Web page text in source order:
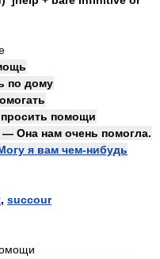
по дому
помощи
Она нам очень помогла.
я вам чем-нибудь
, succour